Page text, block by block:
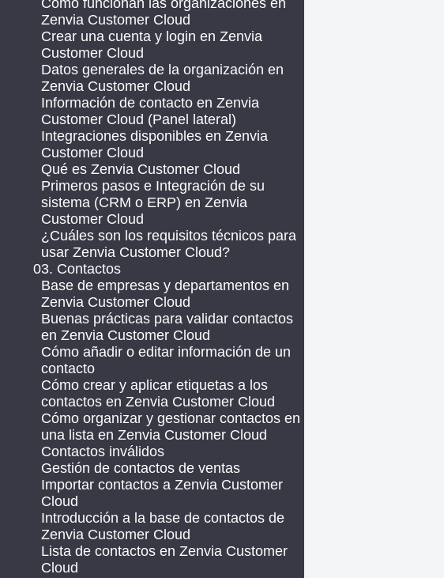
Cómo funcionan las organizaciones en
Zenvia Customer Cloud
Crear una cuenta y login en Zenvia
Customer Cloud
Datos generales de la organización en
Zenvia Customer Cloud
Información de contacto en Zenvia
Customer Cloud (Panel lateral)
Integraciones disponibles en Zenvia
Customer Cloud
Qué es Zenvia Customer Cloud
Primeros pasos e Integración de su
sistema (CRM o ERP) en Zenvia
Customer Cloud
¿Cuáles son los requisitos técnicos para
usar Zenvia Customer Cloud?
03. Contactos
Base de empresas y departamentos en
Zenvia Customer Cloud
Buenas prácticas para validar contactos
en Zenvia Customer Cloud
Cómo añadir o editar información de un
contacto
Cómo crear y aplicar etiquetas a los
contactos en Zenvia Customer Cloud
Cómo organizar y gestionar contactos en
una lista en Zenvia Customer Cloud
Contactos inválidos
Gestión de contactos de ventas
Importar contactos a Zenvia Customer
Cloud
Introducción a la base de contactos de
Zenvia Customer Cloud
Lista de contactos en Zenvia Customer
Cloud